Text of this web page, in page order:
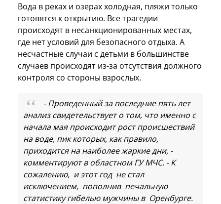
Вода в реках и озерах холодная, пляжи только
готовятся к открытию. Все трагедии
происходят в несанкционированных местах,
где нет условий для безопасного отдыха. А
несчастные случаи с детьми в большинстве
случаев происходят из-за отсутствия должного
контроля со стороны взрослых.
- Проведенный за последние пять лет
анализ свидетельствует о том, что именно с
начала мая происходит рост происшествий
на воде, пик которых, как правило,
приходится на наиболее жаркие дни, -
комментируют в областном ГУ МЧС. - К
сожалению, и этот год не стал
исключением, пополнив печальную
статистику гибелью мужчины в Оренбурге.